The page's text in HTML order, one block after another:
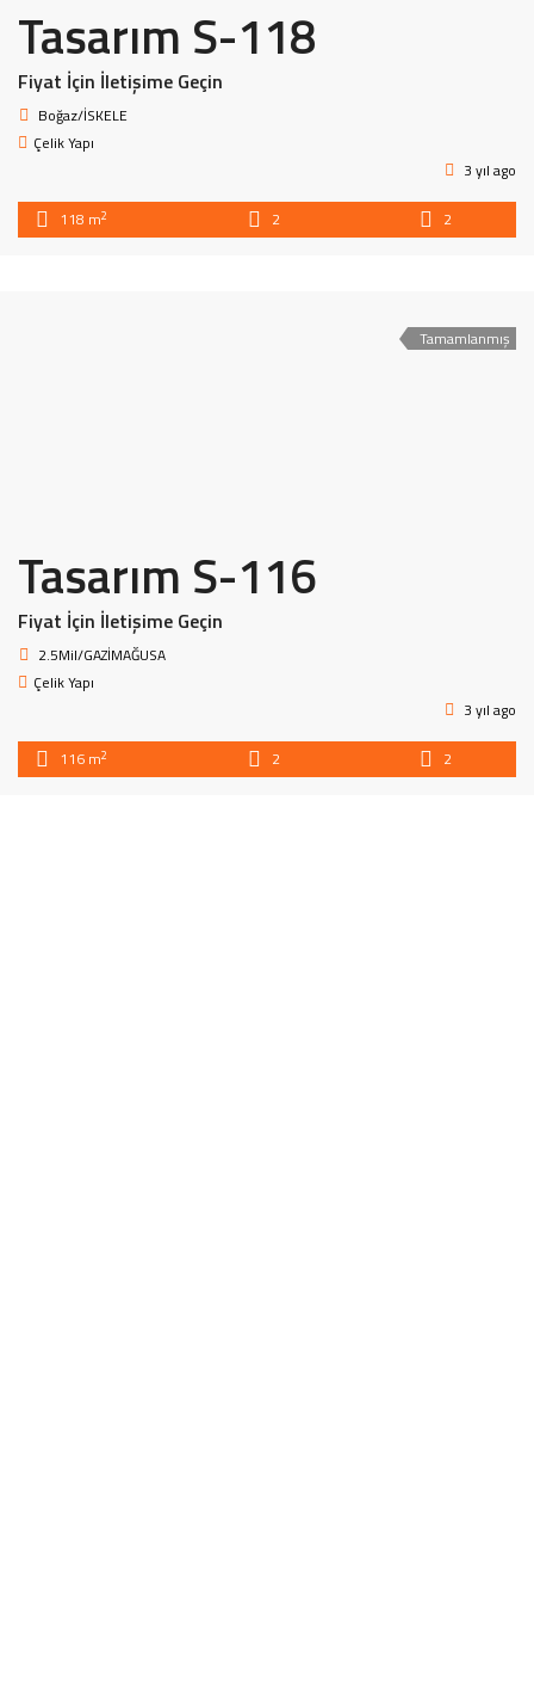
Tasarım S-118
Fiyat İçin İletişime Geçin
Boğaz/İSKELE
Çelik Yapı
3 yıl ago
118 m2 2 2
Tamamlanmış
Tasarım S-116
Fiyat İçin İletişime Geçin
2.5Mil/GAZİMAĞUSA
Çelik Yapı
3 yıl ago
116 m2 2 2